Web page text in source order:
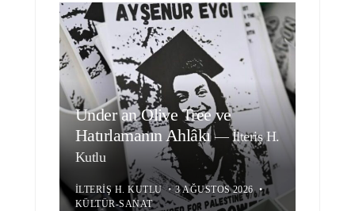
Under an Olive Tree ve
Hatırlamanın Ahlâkı— İlteriş H.
Kutlu
İLTERIŞ H. KUTLU • 3 AĞUSTOS 2026 •
KÜLTÜR-SANAT